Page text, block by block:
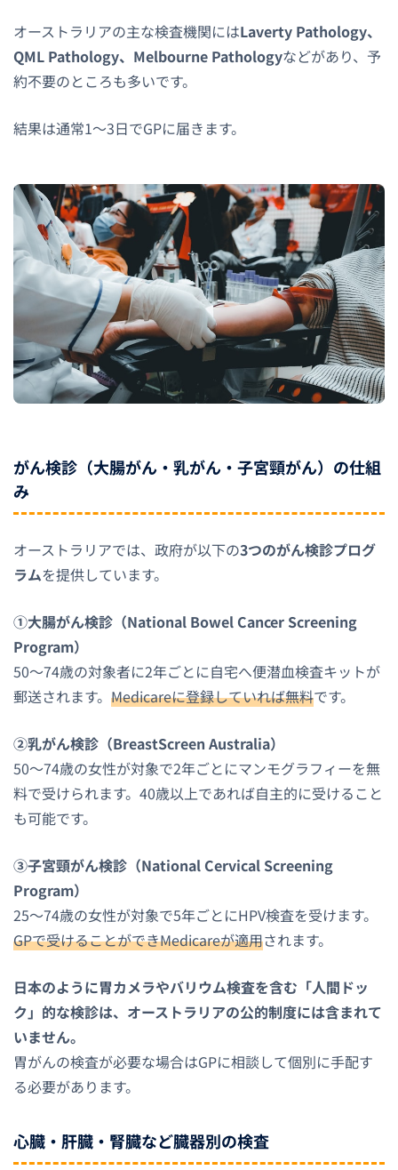
オーストラリアの主な検査機関にはLaverty Pathology、
QML Pathology、Melbourne Pathologyなどがあり、予
約不要のところも多いです。
結果は通常1〜3日でGPに届きます。
がん検診（大腸がん・乳がん・子宮頸がん）の仕組
み
オーストラリアでは、政府が以下の3つのがん検診プログ
ラムを提供しています。
①大腸がん検診（National Bowel Cancer Screening
Program）
50〜74歳の対象者に2年ごとに自宅へ便潜血検査キットが
郵送されます。 Medicareに登録していれば無料です。
②乳がん検診（BreastScreen Australia）
50〜74歳の女性が対象で2年ごとにマンモグラフィーを無
料で受けられます。40歳以上であれば自主的に受けること
も可能です。
③子宮頸がん検診（National Cervical Screening
Program）
25〜74歳の女性が対象で5年ごとにHPV検査を受けます。
GPで受けることができMedicareが適用されます。
日本のように胃カメラやバリウム検査を含む「人間ドッ
ク」的な検診は、オーストラリアの公的制度には含まれて
いません。
胃がんの検査が必要な場合はGPに相談して個別に手配す
る必要があります。
心臓・肝臓・腎臓など臓器別の検査